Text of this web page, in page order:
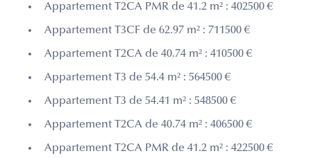
Appartement T2CA PMR de 41.2 m² : 402500 €
Appartement T3CF de 62.97 m² : 711500 €
Appartement T2CA de 40.74 m² : 410500 €
Appartement T3 de 54.4 m² : 564500 €
Appartement T3 de 54.41 m² : 548500 €
Appartement T2CA de 40.74 m² : 406500 €
Appartement T2CA PMR de 41.2 m² : 422500 €